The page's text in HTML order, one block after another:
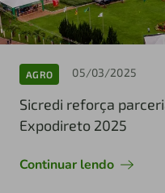
AGRO 05/03/2025
Sicredi reforça
Expodireto 2025
Continuar lendo